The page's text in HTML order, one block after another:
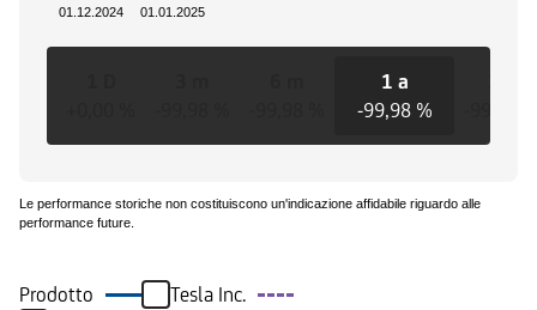
01.01.2025
01.12.2024
1 a
-99,98 %
Le performance storiche non costituiscono un'indicazione affidabile riguardo alle
performance future.
Prodotto
Tesla Inc.